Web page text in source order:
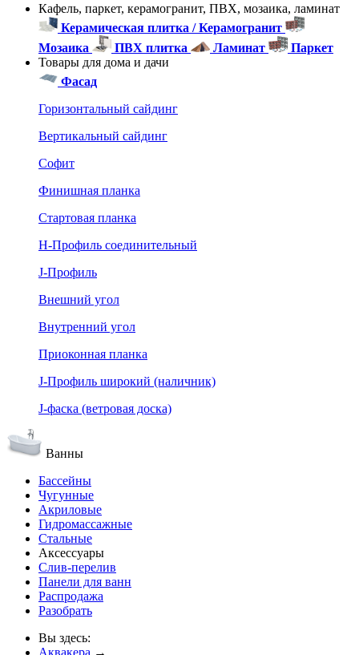
Кафель, паркет, керамогранит, ПВХ, мозаика, ламинат
Керамическая плитка / Керамогранит
Мозаика
ПВХ плитка Ламинат
Паркет
Товары для дома и дачи
Фасад
Горизонтальный сайдинг
Вертикальный сайдинг
Софит
Финишная планка
Стартовая планка
Н-Профиль соединительный
J-Профиль
Внешний угол
Внутренний угол
Приоконная планка
J-Профиль широкий (наличник)
J-фаска (ветровая доска)
Ванны
Бассейны
Чугунные
Акриловые
Гидромассажные
Стальные
Аксессуары
Слив-перелив
Панели для ванн
Распродажа
Разобрать
Вы здесь:
Аквакера →